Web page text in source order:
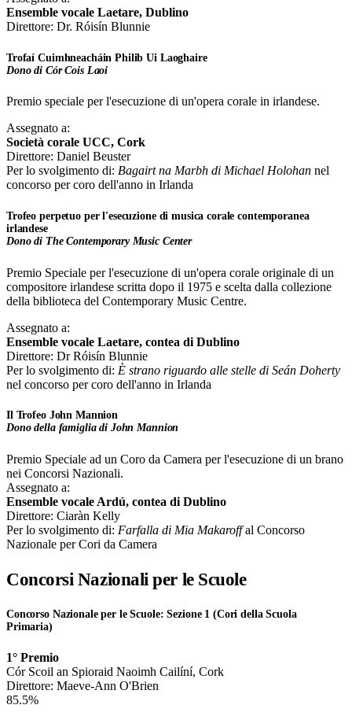
Ensemble vocale Laetare, Dublino
Direttore: Dr. Róisín Blunnie
Trofaí Cuimhneacháin Philib Ui Laoghaire
Dono di Cór Cois Laoi
Premio speciale per l'esecuzione di un'opera corale in irlandese.
Assegnato a:
Società corale UCC, Cork
Direttore: Daniel Beuster
Per lo svolgimento di: Bagairt na Marbh di Michael Holohan nel
concorso per coro dell'anno in Irlanda
Trofeo perpetuo per l'esecuzione di musica corale contemporanea
irlandese
Dono di The Contemporary Music Center
Premio Speciale per l'esecuzione di un'opera corale originale di un
compositore irlandese scritta dopo il 1975 e scelta dalla collezione
della biblioteca del Contemporary Music Centre.
Assegnato a:
Ensemble vocale Laetare, contea di Dublino
Direttore: Dr Róisín Blunnie
Per lo svolgimento di: È strano riguardo alle stelle di Seán Doherty
nel concorso per coro dell'anno in Irlanda
Il Trofeo John Mannion
Dono della famiglia di John Mannion
Premio Speciale ad un Coro da Camera per l'esecuzione di un brano
nei Concorsi Nazionali.
Assegnato a:
Ensemble vocale Ardú, contea di Dublino
Direttore: Ciaràn Kelly
Per lo svolgimento di: Farfalla di Mia Makaroffal Concorso
Nazionale per Cori da Camera
Concorsi Nazionali per le Scuole
Concorso Nazionale per le Scuole: Sezione 1 (Cori della Scuola
Primaria)
1° Premio
Cór Scoil an Spioraid Naoimh Cailíní, Cork
Direttore: Maeve-Ann O'Brien
85.5%